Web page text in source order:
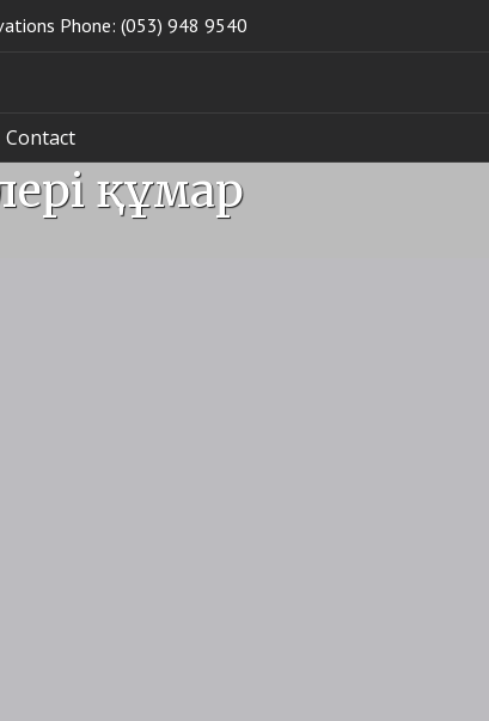
Phone: (053) 948 9540
Contact
құмар